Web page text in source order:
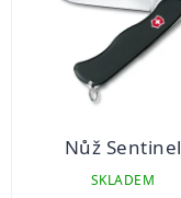
Nůž Sentinel
SKLADEM